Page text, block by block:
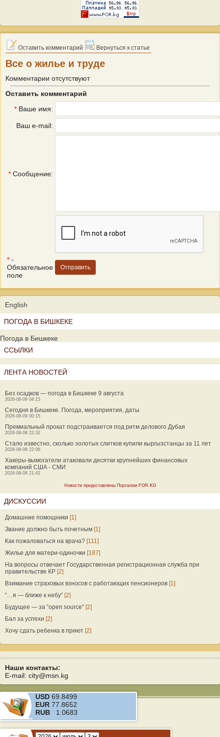
Оставить комментарий Вернуться к статье
Все о жилье и труде
Комментарии отсутствуют
Оставить комментарий
* Ваше имя:
Ваш e-mail:
* Сообщение:
* -
Обязательное
поле
English
ПОГОДА В БИШКЕКЕ
Погода в Бишкеке
ССЫЛКИ
ЛЕНТА НОВОСТЕЙ
Без осадков — погода в Бишкеке 9 августа
2026-08-09 04:15
Сегодня в Бишкеке. Погода, мероприятия, даты
2026-08-09 00:15
Премиальный прокат подстраивается под ритм делового Дубая
2026-08-08 22:32
Стало известно, сколько золотых слитков купили кыргызстанцы за 11 лет
2026-08-08 22:06
Хакеры-вымогатели атаковали десятки крупнейших финансовых
компаний США - СМИ
2026-08-08 21:42
Новости предоставлены Порталом FOR.KG
ДИСКУССИИ
Домашние помощники [1]
Звание должно быть почетным [1]
Как пожаловаться на врача? [111]
Жилье для матери-одиночки [187]
На вопросы отвечает Государственная регистрационная служба при
правительстве КР [2]
Взимание страховых взносов с работающих пенсионеров [1]
“…я — ближе к небу” [2]
Будущее — за “open source” [2]
Бал за успехи [2]
Хочу сдать ребенка в приют [2]
Наши контакты:
E-mail: city@msn.kg
USD 69.8499
EUR 77.8652
RUB 1.0683